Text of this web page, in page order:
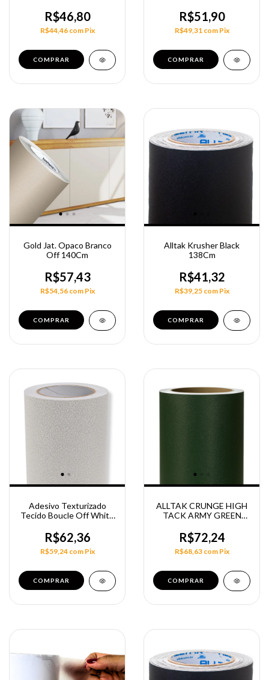
R$46,80
R$44,46 com Pix
COMPRAR
R$51,90
R$49,31 com Pix
COMPRAR
Gold Jat. Opaco Branco
Off 140Cm
R$57,43
R$54,56 com Pix
COMPRAR
Alltak Krusher Black
138Cm
R$41,32
R$39,25 com Pix
COMPRAR
Adesivo Texturizado
Tecido Boucle Off White
R$62,36
R$59,24 com Pix
COMPRAR
ALLTAK CRUNGE HIGH
TACK ARMY GREEN
R$72,24
R$68,63 com Pix
COMPRAR